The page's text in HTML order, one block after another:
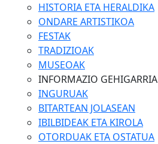
HISTORIA ETA HERALDIKA
ONDARE ARTISTIKOA
FESTAK
TRADIZIOAK
MUSEOAK
INFORMAZIO GEHIGARRIA
INGURUAK
BITARTEAN JOLASEAN
IBILBIDEAK ETA KIROLA
OTORDUAK ETA OSTATUA